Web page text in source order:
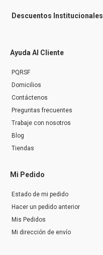
Descuentos Institucionales
Ayuda Al Cliente
PQRSF
Domicilios
Contáctenos
Preguntas frecuentes
Trabaje con nosotros
Blog
Tiendas
Mi Pedido
Estado de mi pedido
Hacer un pedido anterior
Mis Pedidos
Mi dirección de envío